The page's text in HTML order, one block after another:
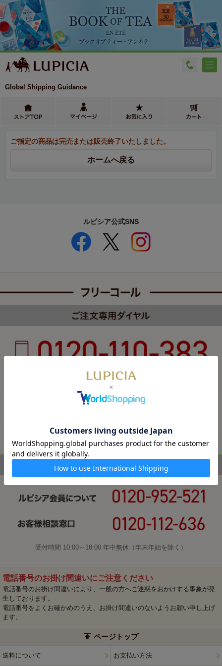
Global Shipping Guidance
ご指定の商品は完売または販売終了いたしました。
ルピシア公式SNS
カスタマーハラスメントについて
受付時間 10:00～18:00 年中無休（年末年始を除く）
電話番号のお掛け間違いにご注意ください
電話番号のお掛け間違いにより、一般の方へご迷惑をおかけする事象が発
生しております。
電話番号をよくお確かめのうえ、お掛け間違いのないようお願い申し上げ
ます。
ページトップ
送料について お支払い方法